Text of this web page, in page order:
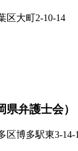
区大町2-10-14
県弁護士会）
区博多駅東3-14-